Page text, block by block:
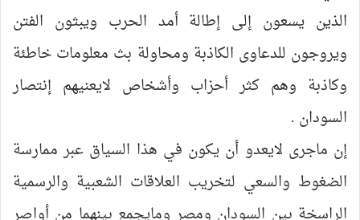
الذين يسعون إلى إطالة أمد الحرب ويبثون الفتن
ويروجون للدعاوى الكاذبة ومحاولة بث معلومات خاطئة
وكاذبة وهم كثر أحزاب وأشخاص لايعنيهم إنتصار
السودان .
إن ماجرى لايعدو أن يكون في هذا السياق عبر ممارسة
الضغوط والسعي لتخريب العلاقات الشعبية والرسمية